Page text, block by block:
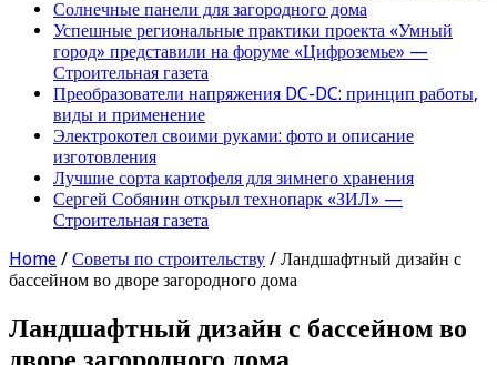
Солнечные панели для загородного дома
Успешные региональные практики проекта «Умный
город» представили на форуме «Цифроземье» —
Строительная газета
Преобразователи напряжения DC-DC: принцип работы,
виды и применение
Электрокотел своими руками: фото и описание
изготовления
Лучшие сорта картофеля для зимнего хранения
Сергей Собянин открыл технопарк «ЗИЛ» —
Строительная газета
Home / Советы по строительству / Ландшафтный дизайн с
бассейном во дворе загородного дома
Ландшафтный дизайн с бассейном во